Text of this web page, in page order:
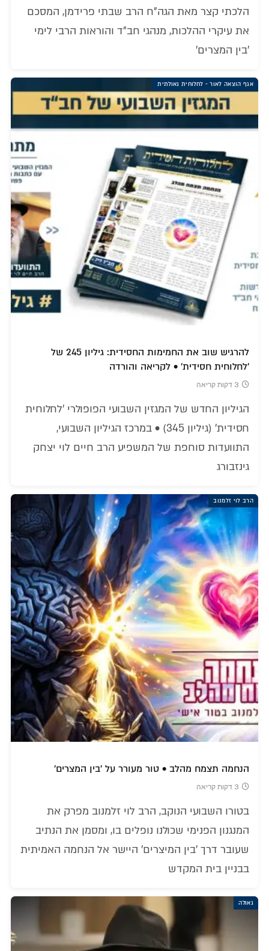
הלכתי קצר מאת הגה"ח הרב שבתי פרידמן, המסכם
את עיקרי ההלכות, מנהגי חב"ד והוראות הרבי לימי
'בין המצרים'
אגף הוצאה לאור - לחלוחית גאולתית
להרגיש שוב את החמימות החסידית: גיליון 245 של
'לחלוחית חסידית' • לקריאה והורדה
3 דקות קריאה
הגיליון החדש של המגזין השבועי הפופולרי 'לחלוחית
חסידית' (גיליון 345) • במרכז הגיליון השבועי,
התוועדות סוחפת של המשפיע הרב חיים לוי יצחק
גינזבורג
הרב לוי זלמנוב
הנחמה תצמח מהלב • טור מעורר על 'בין המצרים'
3 דקות קריאה
בטורו השבועי הנוקב, הרב לוי זלמנוב מפרק את
המנגנון הפנימי שכולנו נופלים בו, ומסמן את הנתיב
שעובר דרך 'בין המיצרים' היישר אל הנחמה האמיתית
בבניין בית המקדש
גאולה